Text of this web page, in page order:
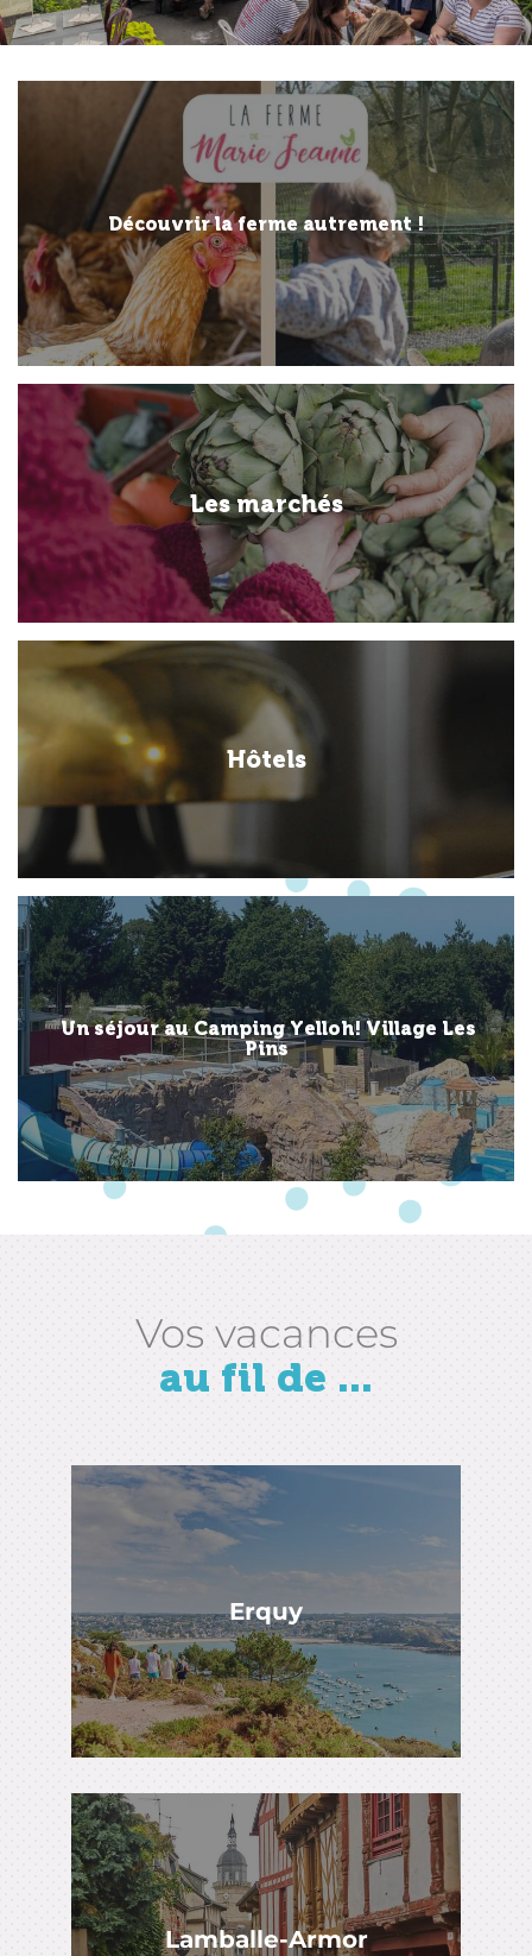
Découvrir la ferme autrement !
Les marchés
Hôtels
Un séjour au Camping Yelloh! Village Les
Pins
Vos vacances
au fil de ...
Erquy
Lamballe-Armor